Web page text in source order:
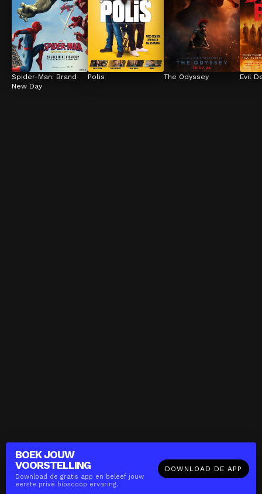
BOEK JOUW
VOORSTELLING
Download de gratis app en beleef jouw
eerste privé bioscoop ervaring.
DOWNLOAD DE APP
Spider-Man: Brand
New Day
Polis The Odyssey Evil